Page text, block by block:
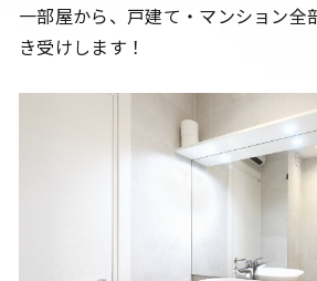
一部屋から、戸建て・マンション全
き受けします！